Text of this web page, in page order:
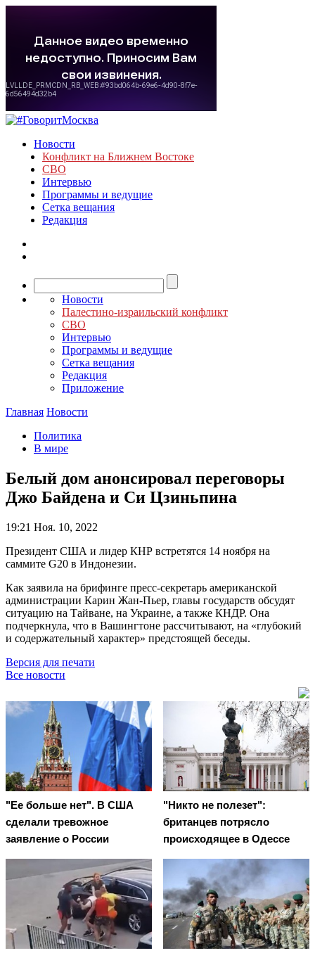
Новости
Конфликт на Ближнем Востоке
СВО
Интервью
Программы и ведущие
Сетка вещания
Редакция
Новости
Палестино-израильский конфликт
СВО
Интервью
Программы и ведущие
Сетка вещания
Редакция
Приложение
Главная Новости
Политика
В мире
Белый дом анонсировал переговоры
Джо Байдена и Си Цзиньпина
19:21 Ноя. 10, 2022
Президент США и лидер КНР встретятся 14 ноября на
саммите G20 в Индонезии.
Как заявила на брифинге пресс-секретарь американской
администрации Карин Жан-Пьер, главы государств обсудят
ситуацию на Тайване, на Украине, а также КНДР. Она
подчеркнула, что в Вашингтоне рассчитывают, на «глубокий
и содержательный характер» предстоящей беседы.
Версия для печати
Все новости
"Ее больше нет". В США
сделали тревожное
заявление о России
"Никто не полезет":
британцев потрясло
происходящее в Одессе